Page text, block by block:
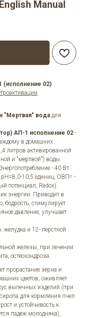
Manual
(исполнение 02)
.
"Мертвая" вода для
АП-1 исполнение 02 -
в домашних
литров активированной
и "мертвой") воды.
- 40 Вт.
10,5 единиц, ОВП= -
потенциал, Redox).
энергии. Приводит в
бодрость, стимулирует
давление, улучшает
и 12- перстной
железы, при лечении
остеохондроза.
прорастание зерна и
цветов, оживляет
выпечных изделий (при
для кормления пчел
и устойчивость к
падеж молодняка),